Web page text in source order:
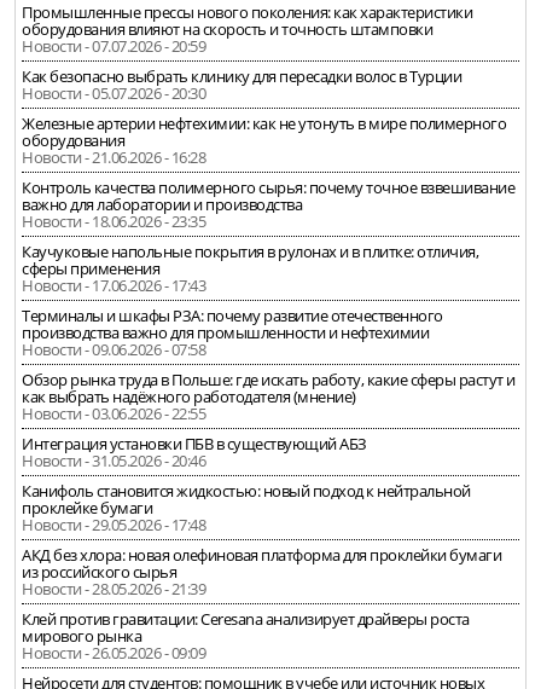
Промышленные прессы нового поколения: как характеристики
оборудования влияют на скорость и точность штамповки
Новости - 07.07.2026 - 20:59
Как безопасно выбрать клинику для пересадки волос в Турции
Новости - 05.07.2026 - 20:30
Железные артерии нефтехимии: как не утонуть в мире полимерного
оборудования
Новости - 21.06.2026 - 16:28
Контроль качества полимерного сырья: почему точное взвешивание
важно для лаборатории и производства
Новости - 18.06.2026 - 23:35
Каучуковые напольные покрытия в рулонах и в плитке: отличия,
сферы применения
Новости - 17.06.2026 - 17:43
Терминалы и шкафы РЗА: почему развитие отечественного
производства важно для промышленности и нефтехимии
Новости - 09.06.2026 - 07:58
Обзор рынка труда в Польше: где искать работу, какие сферы растут и
как выбрать надёжного работодателя (мнение)
Новости - 03.06.2026 - 22:55
Интеграция установки ПБВ в существующий АБЗ
Новости - 31.05.2026 - 20:46
Канифоль становится жидкостью: новый подход к нейтральной
проклейке бумаги
Новости - 29.05.2026 - 17:48
АКД без хлора: новая олефиновая платформа для проклейки бумаги
из российского сырья
Новости - 28.05.2026 - 21:39
Клей против гравитации: Ceresana анализирует драйверы роста
мирового рынка
Новости - 26.05.2026 - 09:09
Нейросети для студентов: помощник в учебе или источник новых